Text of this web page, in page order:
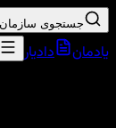
جستجوی
یادمان
دادیار